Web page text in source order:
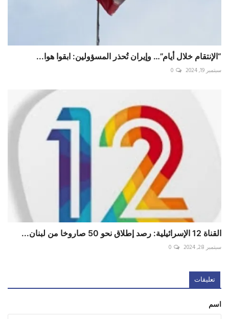
“الإنتقام خلال أيام”… وإيران تُحذر المسؤولين: ابقوا هوا...
سبتمبر 19, 2024 0
القناة 12 الإسرائيلية: رصد إطلاق نحو 50 صاروخا من لبنان...
سبتمبر 28, 2024 0
تعليقات
اسم